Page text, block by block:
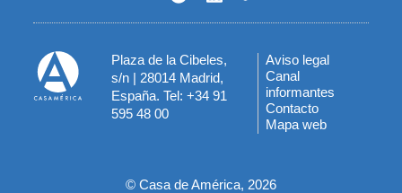
Plaza de la Cibeles,
s/n | 28014 Madrid,
España. Tel: +34 91
595 48 00
Menú
del
pie
Aviso legal
Canal
informantes
Contacto
Mapa web
© Casa de América, 2026